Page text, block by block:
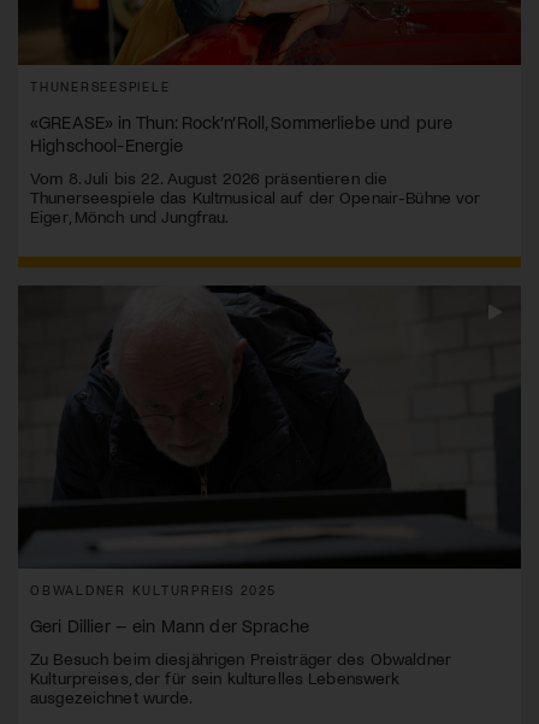
THUNERSEESPIELE
«GREASE» in Thun: Rock’n’Roll, Sommerliebe und pure
Highschool-Energie
Vom 8. Juli bis 22. August 2026 präsentieren die
Thunerseespiele das Kultmusical auf der Openair-Bühne vor
Eiger, Mönch und Jungfrau.
OBWALDNER KULTURPREIS 2025
Geri Dillier – ein Mann der Sprache
Zu Besuch beim diesjährigen Preisträger des Obwaldner
Kulturpreises, der für sein kulturelles Lebenswerk
ausgezeichnet wurde.